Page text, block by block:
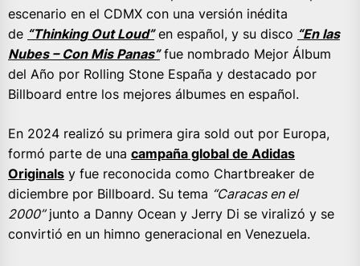
escenario en el CDMX con una versión inédita
de “Thinking Out Loud”en español, y su disco “En las
Nubes – Con Mis Panas”fue nombrado Mejor Álbum
del Año por Rolling Stone España y destacado por
Billboard entre los mejores álbumes en español.
En 2024 realizó su primera gira sold out por Europa,
formó parte de una campaña global de Adidas
Originals y fue reconocida como Chartbreaker de
diciembre por Billboard. Su tema “Caracas en el
2000”junto a Danny Ocean y Jerry Di se viralizó y se
convirtió en un himno generacional en Venezuela.